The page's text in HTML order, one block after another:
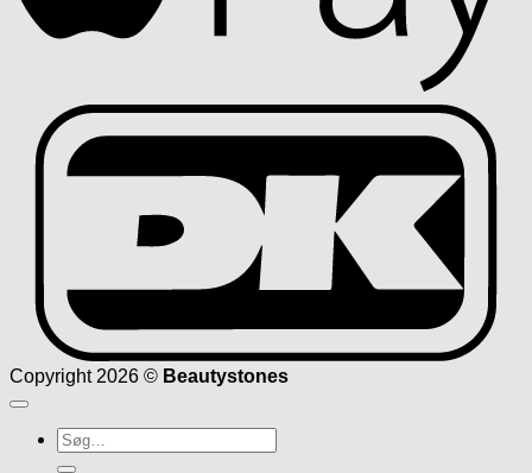
Copyright 2026 © Beautystones
Søg
efter: